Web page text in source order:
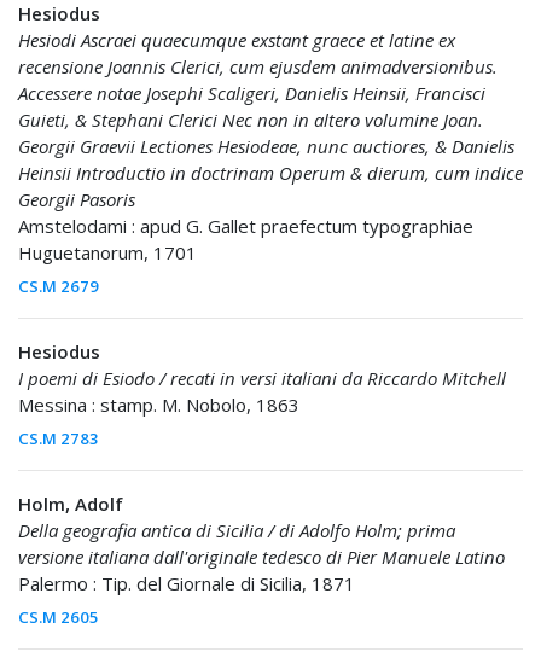
Hesiodus
Hesiodi Ascraei quaecumque exstant graece et latine ex
recensione Joannis Clerici, cum ejusdem animadversionibus.
Accessere notae Josephi Scaligeri, Danielis Heinsii, Francisci
Guieti, & Stephani Clerici Nec non in altero volumine Joan.
Georgii Graevii Lectiones Hesiodeae, nunc auctiores, & Danielis
Heinsii Introductio in doctrinam Operum & dierum, cum indice
Georgii Pasoris
Amstelodami : apud G. Gallet praefectum typographiae
Huguetanorum, 1701
CS.M 2679
Hesiodus
I poemi di Esiodo / recati in versi italiani da Riccardo Mitchell
Messina : stamp. M. Nobolo, 1863
CS.M 2783
Holm, Adolf
Della geografia antica di Sicilia / di Adolfo Holm; prima
versione italiana dall'originale tedesco di Pier Manuele Latino
Palermo : Tip. del Giornale di Sicilia, 1871
CS.M 2605